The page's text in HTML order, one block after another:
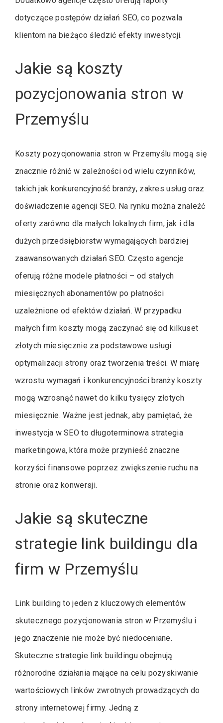
dotyczące postępów działań SEO, co pozwala
klientom na bieżąco śledzić efekty inwestycji.
Jakie są koszty
pozycjonowania stron w
Przemyślu
Koszty pozycjonowania stron w Przemyślu mogą się
znacznie różnić w zależności od wielu czynników,
takich jak konkurencyjność branży, zakres usług oraz
doświadczenie agencji SEO. Na rynku można znaleźć
oferty zarówno dla małych lokalnych firm, jak i dla
dużych przedsiębiorstw wymagających bardziej
zaawansowanych działań SEO. Często agencje
oferują różne modele płatności – od stałych
miesięcznych abonamentów po płatności
uzależnione od efektów działań. W przypadku
małych firm koszty mogą zaczynać się od kilkuset
złotych miesięcznie za podstawowe usługi
optymalizacji strony oraz tworzenia treści. W miarę
wzrostu wymagań i konkurencyjności branży koszty
mogą wzrosnąć nawet do kilku tysięcy złotych
miesięcznie. Ważne jest jednak, aby pamiętać, że
inwestycja w SEO to długoterminowa strategia
marketingowa, która może przynieść znaczne
korzyści finansowe poprzez zwiększenie ruchu na
stronie oraz konwersji.
Jakie są skuteczne
strategie link buildingu dla
firm w Przemyślu
Link building to jeden z kluczowych elementów
skutecznego pozycjonowania stron w Przemyślu i
jego znaczenie nie może być niedoceniane.
Skuteczne strategie link buildingu obejmują
różnorodne działania mające na celu pozyskiwanie
wartościowych linków zwrotnych prowadzących do
strony internetowej firmy. Jedną z